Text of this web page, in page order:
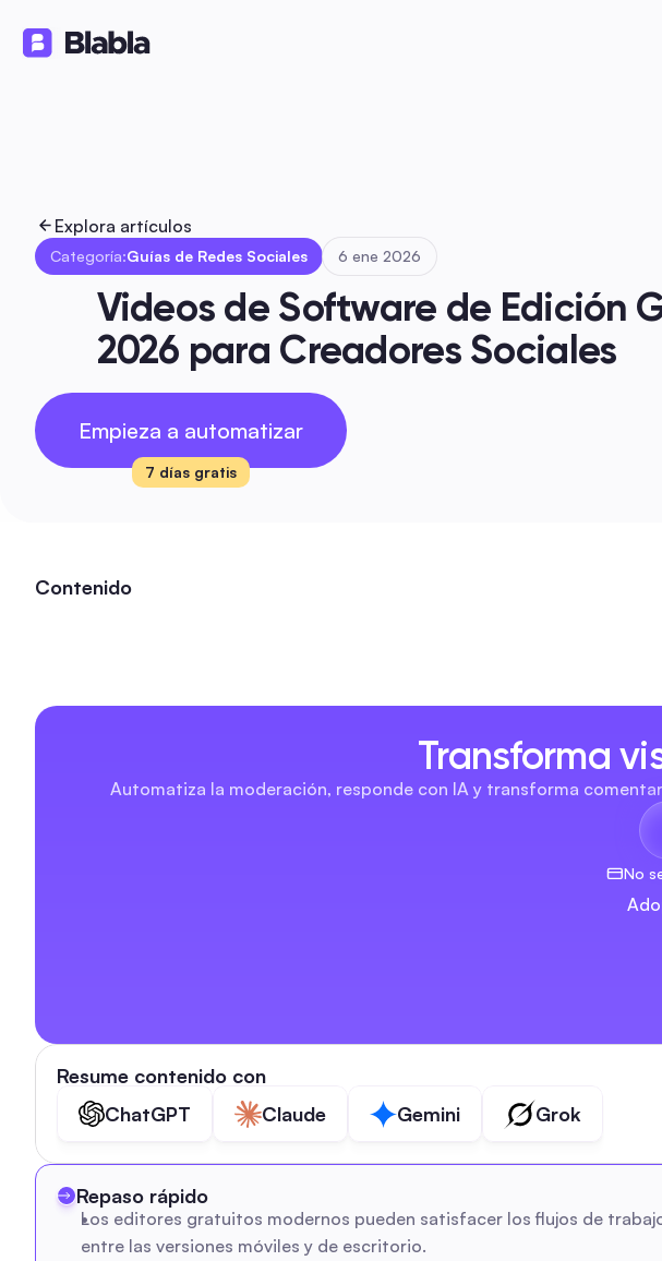
Explora artículos
Categoría:Guías de Redes Sociales 6 ene 2026
Videos de Software de Edición
2026 para Creadores Sociales
Empieza a automatizar
7 días gratis
Contenido
Resume contenido con
ChatGPT
Claude Gemini Grok
Repaso rápido
Los editores gratuitos modernos pueden satisfacer los flujos de
entre las versiones móviles y de escritorio.
Transforma
Automatiza la moderación, responde con IA y transforma
No